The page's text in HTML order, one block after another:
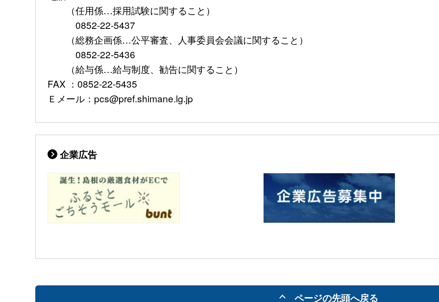
（任用係…採用試験に関すること）
0852-22-5437
（総務企画係…公平審査、人事委員会会議に関すること）
0852-22-5436
（給与係…給与制度、勧告に関すること）
FAX ：0852-22-5435
Ｅメール：pcs@pref.shimane.lg.jp
企業広告
ページの先頭へ戻る